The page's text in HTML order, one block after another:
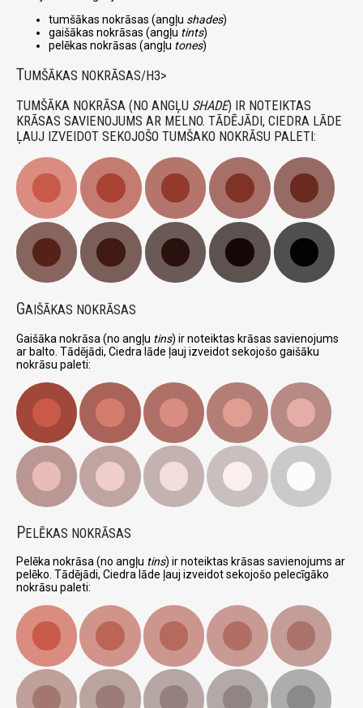
tumšākas nokrāsas (angļu shades)
gaišākas nokrāsas (angļu tints)
pelēkas nokrāsas (angļu tones)
TUMŠĀKAS NOKRĀSAS/H3>
TUMŠĀKA NOKRĀSA (NO ANGĻU SHADE) IR NOTEIKTAS
KRĀSAS SAVIENOJUMS AR MELNO. TĀDĒJĀDI, CIEDRA LĀDE
ĻAUJ IZVEIDOT SEKOJOŠO TUMŠAKO NOKRĀSU PALETI:
GAIŠĀKAS NOKRĀSAS
Gaišāka nokrāsa (no angļu tins) ir noteiktas krāsas savienojums
ar balto. Tādējādi, Ciedra lāde ļauj izveidot sekojošo gaišāku
nokrāsu paleti:
PELĒKAS NOKRĀSAS
Pelēka nokrāsa (no angļu tins) ir noteiktas krāsas savienojums ar
pelēko. Tādējādi, Ciedra lāde ļauj izveidot sekojošo pelecīgāko
nokrāsu paleti: